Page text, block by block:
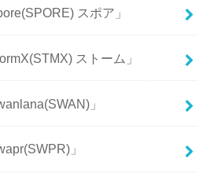
スポア」
ストーム」
」
」